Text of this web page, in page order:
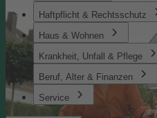
Haftpflicht & Rechtsschutz
Haus & Wohnen
Krankheit, Unfall & Pflege
Beruf, Alter & Finanzen
Service